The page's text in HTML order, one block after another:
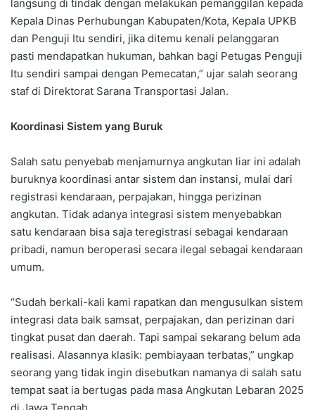
langsung di tindak dengan melakukan pemanggilan kepada
Kepala Dinas Perhubungan Kabupaten/Kota, Kepala UPKB
dan Penguji Itu sendiri, jika ditemu kenali pelanggaran
pasti mendapatkan hukuman, bahkan bagi Petugas Penguji
Itu sendiri sampai dengan Pemecatan,” ujar salah seorang
staf di Direktorat Sarana Transportasi Jalan.
Koordinasi Sistem yang Buruk
Salah satu penyebab menjamurnya angkutan liar ini adalah
buruknya koordinasi antar sistem dan instansi, mulai dari
registrasi kendaraan, perpajakan, hingga perizinan
angkutan. Tidak adanya integrasi sistem menyebabkan
satu kendaraan bisa saja teregistrasi sebagai kendaraan
pribadi, namun beroperasi secara ilegal sebagai kendaraan
umum.
“Sudah berkali-kali kami rapatkan dan mengusulkan sistem
integrasi data baik samsat, perpajakan, dan perizinan dari
tingkat pusat dan daerah. Tapi sampai sekarang belum ada
realisasi. Alasannya klasik: pembiayaan terbatas,” ungkap
seorang yang tidak ingin disebutkan namanya di salah satu
tempat saat ia bertugas pada masa Angkutan Lebaran 2025